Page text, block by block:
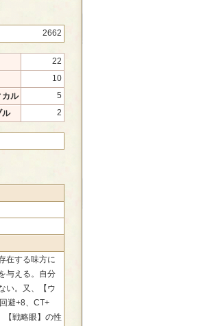
2662
22
10
カル
5
ル 2
在する味方に
与える。自分
い。又、【ウ
避+8、CT+
【戦略眼】の性